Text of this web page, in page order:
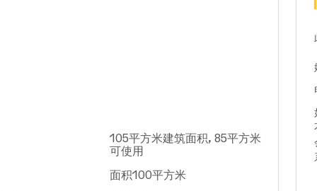
105平方米建筑面积, 85平方米
可使用
面积100平方米